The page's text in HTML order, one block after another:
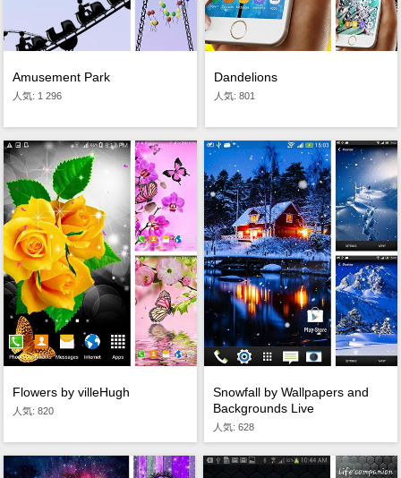
Amusement Park
人気: 1 296
Dandelions
人気: 801
Flowers by villeHugh
人気: 820
Snowfall by Wallpapers and
Backgrounds Live
人気: 628